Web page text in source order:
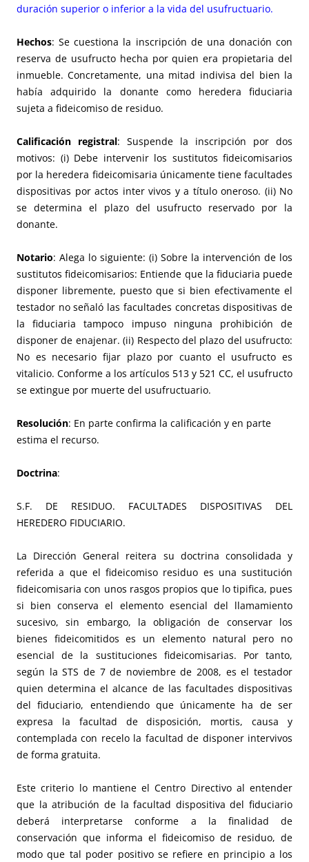
duración superior o inferior a la vida del usufructuario.
Hechos: Se cuestiona la inscripción de una donación con
reserva de usufructo hecha por quien era propietaria del
inmueble. Concretamente, una mitad indivisa del bien la
había adquirido la donante como heredera fiduciaria
sujeta a fideicomiso de residuo.
Calificación registral: Suspende la inscripción por dos
motivos: (i) Debe intervenir los sustitutos fideicomisarios
por la heredera fideicomisaria únicamente tiene facultades
dispositivas por actos inter vivos y a título oneroso. (ii) No
se determina el plazo del usufructo reservado por la
donante.
Notario: Alega lo siguiente: (i) Sobre la intervención de los
sustitutos fideicomisarios: Entiende que la fiduciaria puede
disponer libremente, puesto que si bien efectivamente el
testador no señaló las facultades concretas dispositivas de
la fiduciaria tampoco impuso ninguna prohibición de
disponer de enajenar. (ii) Respecto del plazo del usufructo:
No es necesario fijar plazo por cuanto el usufructo es
vitalicio. Conforme a los artículos 513 y 521 CC, el usufructo
se extingue por muerte del usufructuario.
Resolución: En parte confirma la calificación y en parte
estima el recurso.
Doctrina:
S.F. DE RESIDUO. FACULTADES DISPOSITIVAS DEL
HEREDERO FIDUCIARIO.
La Dirección General reitera su doctrina consolidada y
referida a que el fideicomiso residuo es una sustitución
fideicomisaria con unos rasgos propios que lo tipifica, pues
si bien conserva el elemento esencial del llamamiento
sucesivo, sin embargo, la obligación de conservar los
bienes fideicomitidos es un elemento natural pero no
esencial de la sustituciones fideicomisarias. Por tanto,
según la STS de 7 de noviembre de 2008, es el testador
quien determina el alcance de las facultades dispositivas
del fiduciario, entendiendo que únicamente ha de ser
expresa la facultad de disposición, mortis, causa y
contemplada con recelo la facultad de disponer intervivos
de forma gratuita.
Este criterio lo mantiene el Centro Directivo al entender
que la atribución de la facultad dispositiva del fiduciario
deberá interpretarse conforme a la finalidad de
conservación que informa el fideicomiso de residuo, de
modo que tal poder positivo se refiere en principio a los